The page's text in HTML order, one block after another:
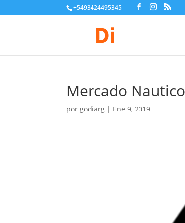
+5493424495345
Mercado Nautico
porgodiarg | Ene 9, 2019